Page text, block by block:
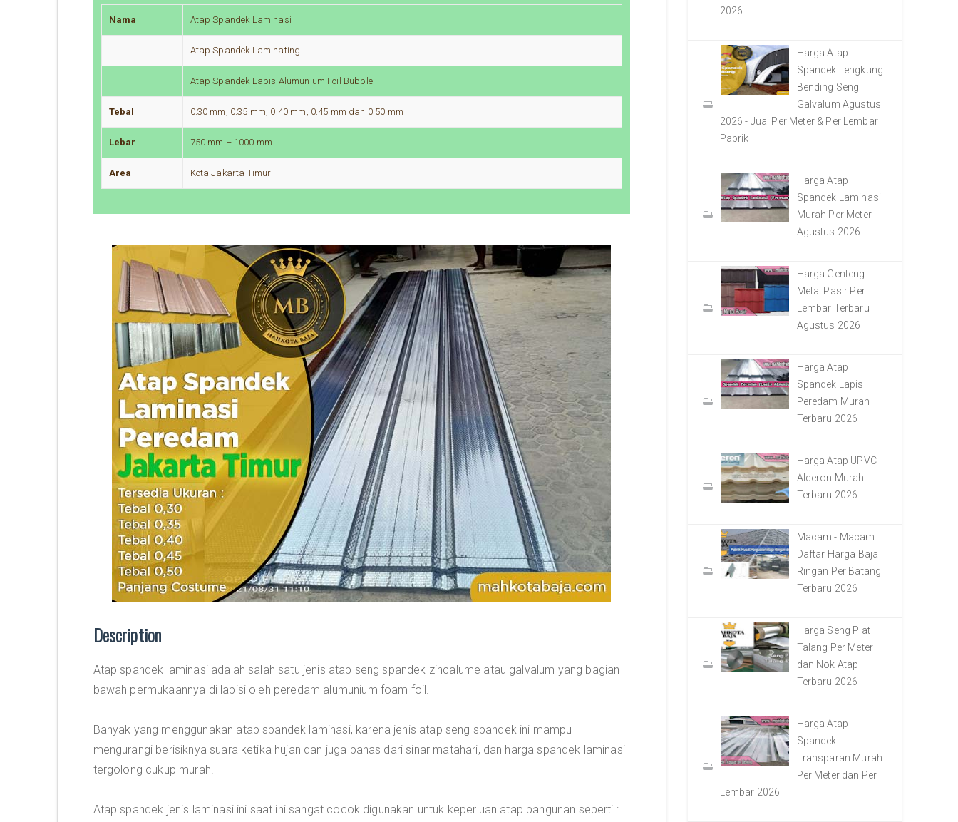
Nama Atap Spandek Laminasi
Atap Spandek Laminating
Atap Spandek Lapis Alumunium Foil Bubble
Tebal 0.30 mm, 0.35 mm, 0.40 mm, 0.45 mm dan 0.50 mm
Lebar 750 mm – 1000 mm
Area Kota Jakarta Timur
Description
Atap spandek laminasi adalah salah satu jenis atap seng spandek zincalume atau galvalum yang bagian
bawah permukaannya di lapisi oleh peredam alumunium foam foil.
Banyak yang menggunakan atap spandek laminasi, karena jenis atap seng spandek ini mampu
mengurangi berisiknya suara ketika hujan dan juga panas dari sinar matahari, dan harga spandek laminasi
tergolong cukup murah.
Atap spandek jenis laminasi ini saat ini sangat cocok digunakan untuk keperluan atap bangunan seperti :
2026
Harga Atap
Spandek Lengkung
Bending Seng
Galvalum Agustus
2026 - Jual Per Meter & Per Lembar
Pabrik
Harga Atap
Spandek Laminasi
Murah Per Meter
Agustus 2026
Harga Genteng
Metal Pasir Per
Lembar Terbaru
Agustus 2026
Harga Atap
Spandek Lapis
Peredam Murah
Terbaru 2026
Harga Atap UPVC
Alderon Murah
Terbaru 2026
Macam - Macam
Daftar Harga Baja
Ringan Per Batang
Terbaru 2026
Harga Seng Plat
Talang Per Meter
dan Nok Atap
Terbaru 2026
Harga Atap
Spandek
Transparan Murah
Per Meter dan Per
Lembar 2026